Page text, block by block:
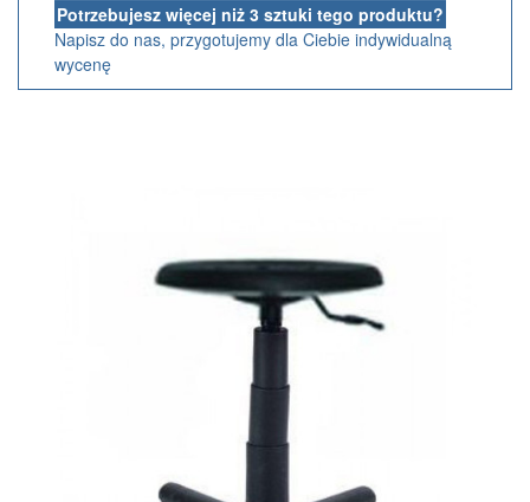
Potrzebujesz więcej niż 3 sztuki tego produktu?
Napisz do nas, przygotujemy dla Ciebie indywidualną
wycenę